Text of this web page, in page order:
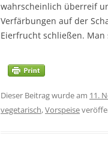
wahrscheinlich überreif
Verfärbungen auf der
Eierfrucht schließen.
Dieser Beitrag wurde am 11.
vegetarisch,Vorspeise